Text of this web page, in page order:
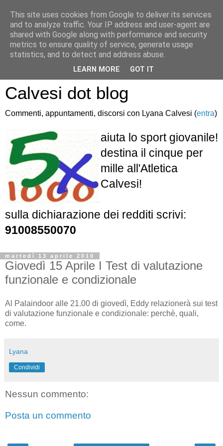
Atletica Sandro
Calvesi dot blog
Commenti, appuntamenti, discorsi con Lyana Calvesi (entra)
aiuta lo sport giovanile!
destina il cinque per
mille all'Atletica
Calvesi!
sulla dichiarazione dei redditi scrivi:
91008550070
martedì 13 aprile 2010
Giovedì 15 Aprile I Test di valutazione
funzionale e condizionale
Al Palaindoor alle 21.00 di giovedì, Eddy relazionerà sui test
di valutazione funzionale e condizionale: perchè, quali,
come.
Lyana
Condividi
Nessun commento:
Posta un commento
This site uses cookies from Google to deliver its services
and to analyze traffic. Your IP address and user-agent are
shared with Google along with performance and security
metrics to ensure quality of service, generate usage
statistics, and to detect and address abuse.
LEARN MORE GOT IT